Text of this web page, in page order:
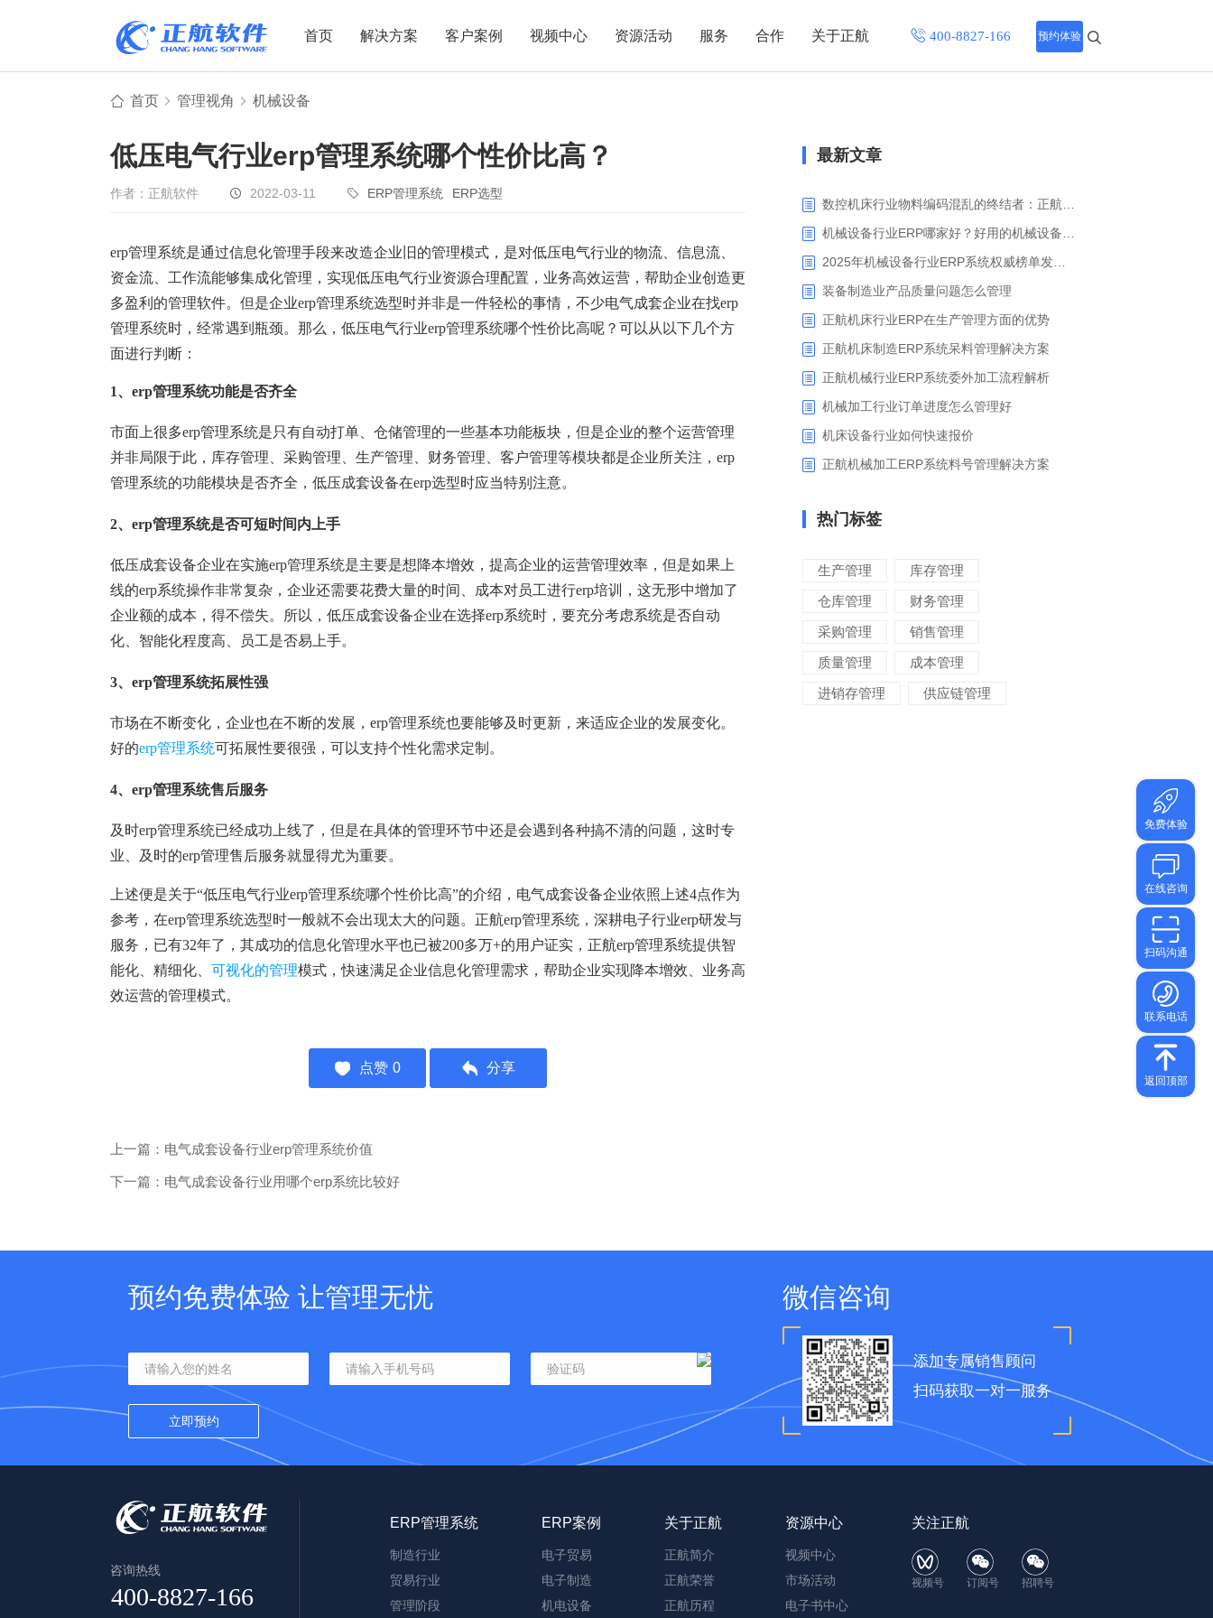
首页 解决方案
设备制造
非标自动化
电子制造
装备制造
机械行业
智能制造
查看更多>
电子贸易
元器件贸易
大宗贸易
IC贸易行业
项目型接单
工业设备贸易
查看更多>
生产管理
仓库管理
销售管理
成本核算
财务管理
进销存管理
查看更多>
移动报工
智能物流
报价接单
替代料管理
客户案例
机电设备 家用电器 电子制造
机械制造 五金金属
视频中心 资源活动 服务 合作 关于正航
正航历程
预约体验
首页 管理视角 机械设备
低压电气行业erp管理系统哪个性价比高？
作者：正航软件 2022-03-11 ERP管理系统 ERP选型
erp管理系统是通过信息化管理手段来改造企业旧的管理模式，是对低压电气行业的物流、信息流、
资金流、工作流能够集成化管理，实现低压电气行业资源合理配置，业务高效运营，帮助企业创造更
多盈利的管理软件。但是企业erp管理系统选型时并非是一件轻松的事情，不少电气成套企业在找erp
管理系统时，经常遇到瓶颈。那么，低压电气行业erp管理系统哪个性价比高呢？可以从以下几个方
面进行判断：
1、erp管理系统功能是否齐全
市面上很多erp管理系统是只有自动打单、仓储管理的一些基本功能板块，但是企业的整个运营管理
并非局限于此，库存管理、采购管理、生产管理、财务管理、客户管理等模块都是企业所关注，erp
管理系统的功能模块是否齐全，低压成套设备在erp选型时应当特别注意。
2、erp管理系统是否可短时间内上手
低压成套设备企业在实施erp管理系统是主要是想降本增效，提高企业的运营管理效率，但是如果上
线的erp系统操作非常复杂，企业还需要花费大量的时间、成本对员工进行erp培训，这无形中增加了
企业额的成本，得不偿失。所以，低压成套设备企业在选择erp系统时，要充分考虑系统是否自动
化、智能化程度高、员工是否易上手。
3、erp管理系统拓展性强
市场在不断变化，企业也在不断的发展， erp管理系统也要能够及时更新，来适应企业的发展变化。
好的erp管理系统可拓展性要很强，可以支持个性化需求定制。
4、erp管理系统售后服务
及时erp管理系统已经成功上线了，但是在具体的管理环节中还是会遇到各种搞不清的问题，这时专
业、及时的erp管理售后服务就显得尤为重要。
上述便是关于“低压电气行业erp管理系统哪个性价比高”的介绍，电气成套设备企业依照上述4点作为
参考，在erp管理系统选型时一般就不会出现太大的问题。正航erp管理系统，深耕电子行业erp研发与
服务，已有32年了，其成功的信息化管理水平也已被200多万+的用户证实，正航erp管理系统提供智
能化、精细化、 可视化的管理模式，快速满足企业信息化管理需求，帮助企业实现降本增效、业务高
效运营的管理模式。
点赞 0 分享
上一篇：电气成套设备行业erp管理系统价值
下一篇：电气成套设备行业用哪个erp系统比较好
最新文章
装备制造业产品质量问题怎么管理
正航机床行业ERP在生产管理方面的优势
正航机床制造ERP系统呆料管理解决方案
正航机械行业ERP系统委外加工流程解析
机械加工行业订单进度怎么管理好
​机床设备行业如何快速报价
正航机械加工ERP系统料号管理解决方案
热门标签
生产管理
库存管理
仓库管理
财务管理
采购管理
销售管理
质量管理
成本管理
进销存管理
供应链管理
预约免费体验 让管理无忧 微信咨询
添加专属销售顾问
扫码获取一对一服务
咨询热线
ERP管理系统
制造行业
贸易行业
管理阶段
ERP案例
电子贸易
电子制造
机电设备
关于正航
正航简介
正航荣誉
正航历程
资源中心
视频中心
市场活动
电子书中心
关注正航
视频号 订阅号 招聘号